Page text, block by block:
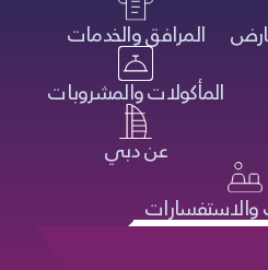
المرافق والخدمات
المأكولات والمشروبات
عن دبي
والاستفسارات